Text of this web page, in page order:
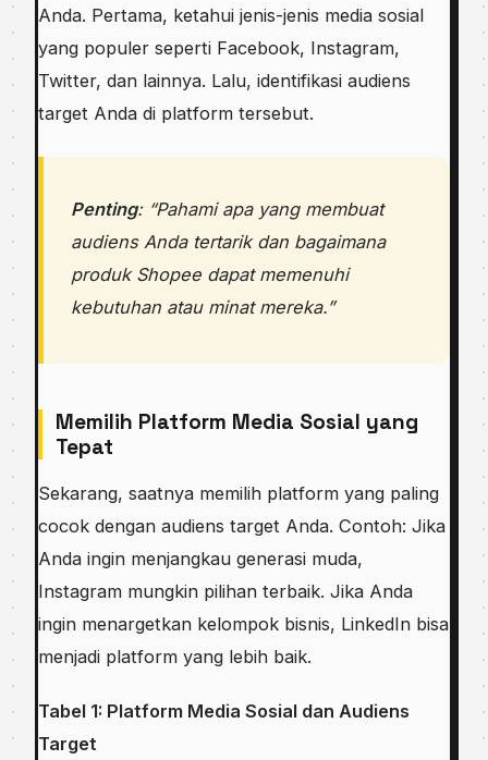
Anda. Pertama, ketahui jenis-jenis media sosial
yang populer seperti Facebook, Instagram,
Twitter, dan lainnya. Lalu, identifikasi audiens
target Anda di platform tersebut.
Penting: “Pahami apa yang membuat
audiens Anda tertarik dan bagaimana
produk Shopee dapat memenuhi
kebutuhan atau minat mereka.”
Memilih Platform Media Sosial yang
Tepat
Sekarang, saatnya memilih platform yang paling
cocok dengan audiens target Anda. Contoh: Jika
Anda ingin menjangkau generasi muda,
Instagram mungkin pilihan terbaik. Jika Anda
ingin menargetkan kelompok bisnis, LinkedIn bisa
menjadi platform yang lebih baik.
Tabel 1: Platform Media Sosial dan Audiens
Target